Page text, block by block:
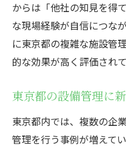
からは「他社の知見を得
な現場経験が自信につな
に東京都の複雑な施設管
的な効果が高く評価されて
東京都の設備管理に
東京都内では、複数の企
管理を行う事例が増えて